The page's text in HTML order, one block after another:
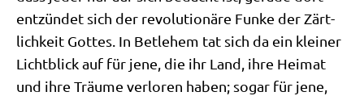
ent­zün­det sich der revo­lu­tio­nä­re Fun­ke der Zärt­
lich­keit Got­tes. In Bet­le­hem tat sich da ein klei­ner
Licht­blick auf für jene, die ihr Land, ihre Hei­mat
und ihre Träu­me ver­lo­ren haben; sogar für jene,